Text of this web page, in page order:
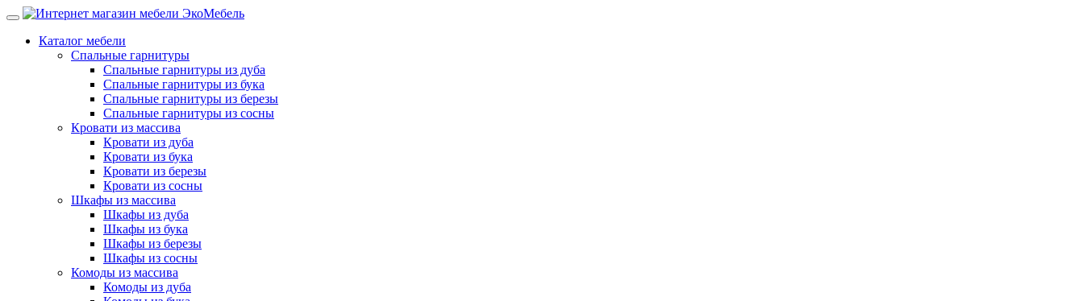
Каталог мебели
Спальные гарнитуры
Спальные гарнитуры из дуба
Спальные гарнитуры из бука
Спальные гарнитуры из березы
Спальные гарнитуры из сосны
Кровати из массива
Кровати из дуба
Кровати из бука
Кровати из березы
Кровати из сосны
Шкафы из массива
Шкафы из дуба
Шкафы из бука
Шкафы из березы
Шкафы из сосны
Комоды из массива
Комоды из дуба